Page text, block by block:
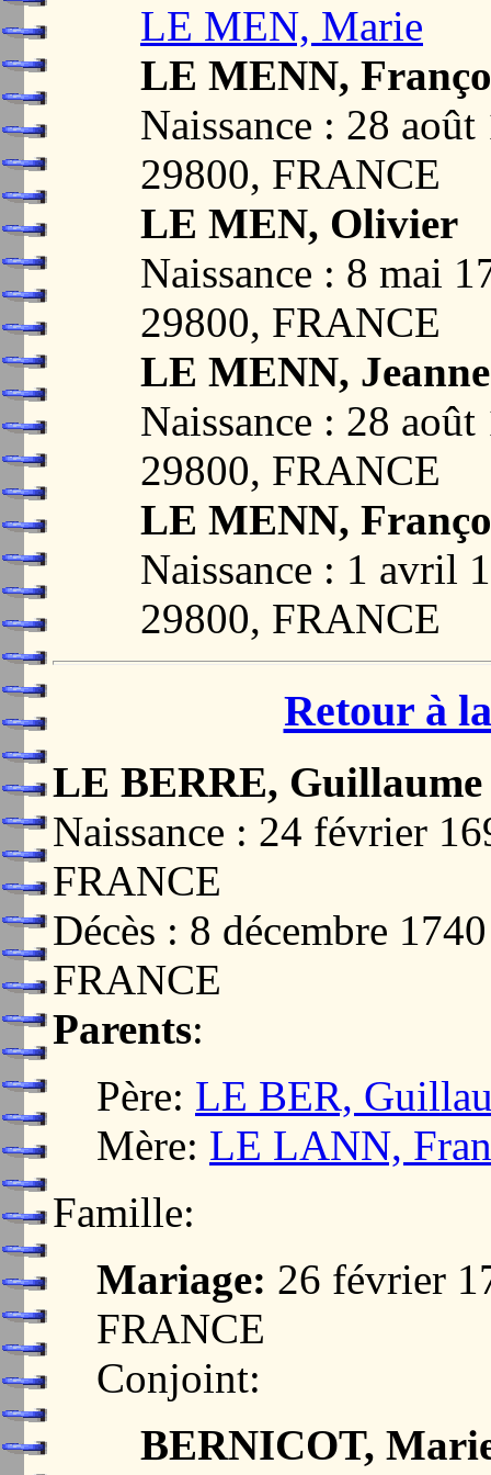
LE MEN, Marie
LE MENN,
Naissance : 28
29800, FRANCE
LE MEN, Olivier
Naissance : 8 mai
29800, FRANCE
LE MENN, Jeanne
Naissance : 28
29800, FRANCE
LE MENN,
Naissance : 1 avril
29800, FRANCE
Retour à
LE BERRE, Guillaume
Naissance : 24 février
FRANCE
Décès : 8 décembre
FRANCE
Parents:
Père: LE BER,
Mère: LE LANN,
Famille:
Mariage: 26 février
FRANCE
Conjoint:
BERNICOT,